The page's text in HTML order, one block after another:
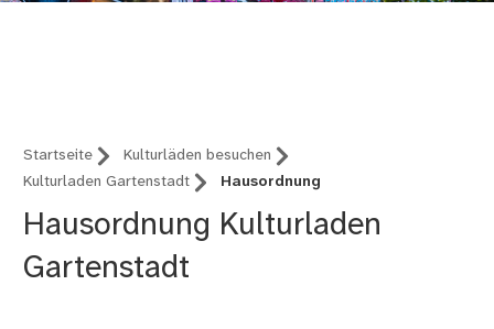
Startseite
Kulturläden besuchen
Kulturladen Gartenstadt
Hausordnung
Hausordnung Kulturladen
Gartenstadt